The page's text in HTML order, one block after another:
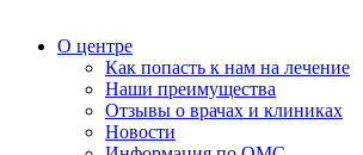
О центре
Как попасть к нам на лечение
Наши преимущества
Отзывы о врачах и клиниках
Новости